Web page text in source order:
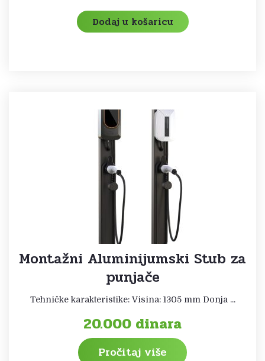
Dodaj u košaricu
Montažni Aluminijumski Stub za
punjače
Tehničke karakteristike: Visina: 1305 mm Donja ...
20.000 dinara
Pročitaj više